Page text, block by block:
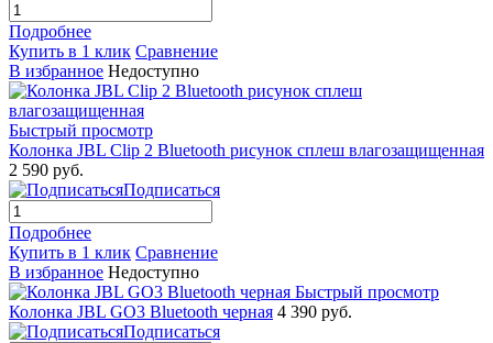
Подробнее
Купить в 1 клик Сравнение
В избранное Недоступно
Быстрый просмотр
Колонка JBL Clip 2 Bluetooth рисунок сплеш влагозащищенная
2 590 руб.
Подписаться
Подробнее
Купить в 1 клик Сравнение
В избранное Недоступно
Быстрый просмотр
Колонка JBL GO3 Bluetooth черная 4 390 руб.
Подписаться